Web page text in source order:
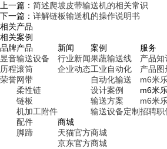
上一篇： 简述爬坡皮带输送机的相关常识
下一篇： 详解链板输送机的操作说明书
相关产品
相关案例
品牌
昱音
历程
荣誉
产品
输送设备
滚筒
网带
柔性链
链板
机加工附件
配件
脚蹄
新闻
行业新闻
企业动态
案例
果蔬输送线
工业自动化
自动化输送
设计案例
输送方案
输送设备定制
服务
产品知
产品图
m6米
m6米
m6米
招聘职
商城
天猫官方商城
京东官方商城